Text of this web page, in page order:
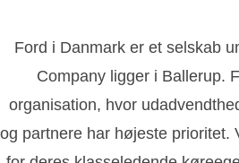
Ford i Danmark er et selskab
Company ligger i Ballerup.
organisation, hvor
og partnere har højeste prioritet.